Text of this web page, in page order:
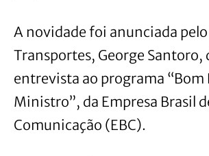
A novidade foi anunciada
Transportes, George Santoro,
entrevista ao programa “Bom
Ministro”, da Empresa Brasil
Comunicação (EBC).